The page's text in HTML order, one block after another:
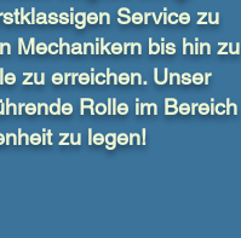
Service zu
Mechanikern bis hin zu
zu erreichen. Unser
Rolle im Bereich
zu legen!